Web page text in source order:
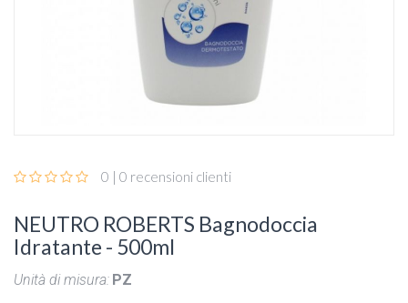
0 | 0 recensioni clienti
NEUTRO ROBERTS Bagnodoccia
Idratante - 500ml
Unità di misura: PZ